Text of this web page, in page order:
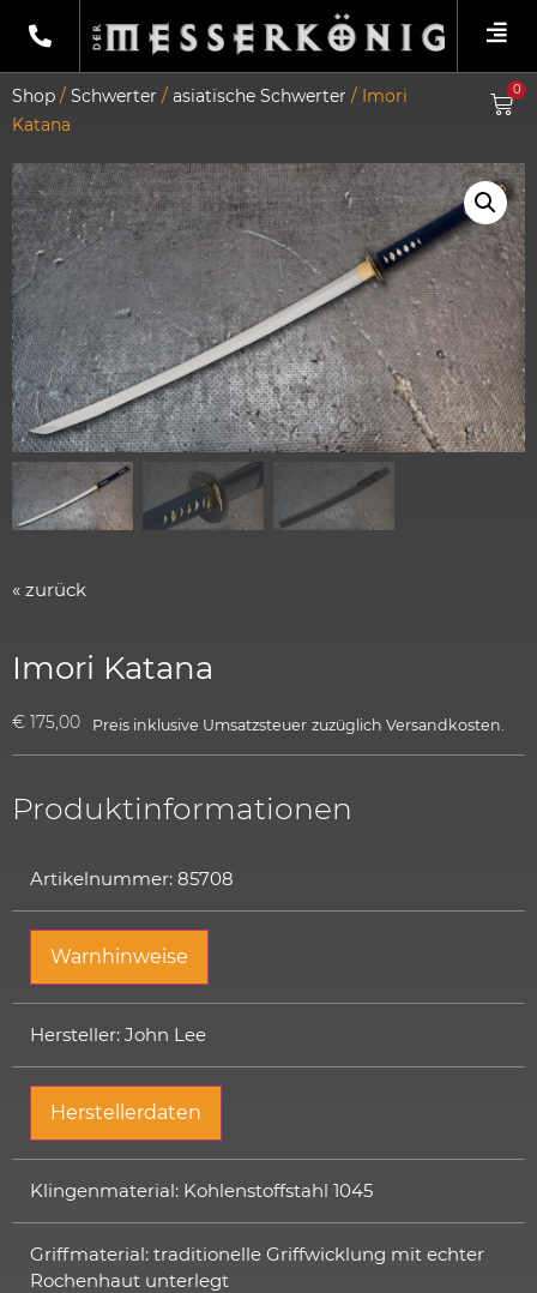
0
Shop / Schwerter / asiatische Schwerter / Imori
Katana
« zurück
Imori Katana
€ 175,00 Preis inklusive Umsatzsteuer zuzüglich Versandkosten.
Produktinformationen
Artikelnummer: 85708
Warnhinweise
Hersteller: John Lee
Herstellerdaten
Klingenmaterial: Kohlenstoffstahl 1045
Griffmaterial: traditionelle Griffwicklung mit echter
Rochenhaut unterlegt